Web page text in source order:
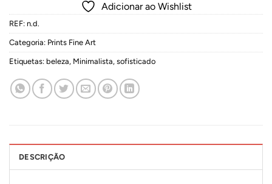
Adicionar ao Wishlist
REF: n.d.
Categoria: Prints Fine Art
Etiquetas: beleza, Minimalista, sofisticado
DESCRIÇÃO